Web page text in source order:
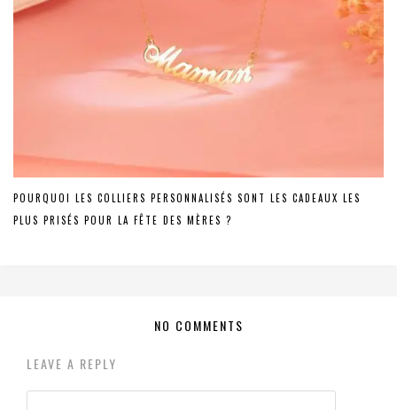
POURQUOI LES COLLIERS PERSONNALISÉS SONT LES CADEAUX LES
PLUS PRISÉS POUR LA FÊTE DES MÈRES ?
NO COMMENTS
LEAVE A REPLY